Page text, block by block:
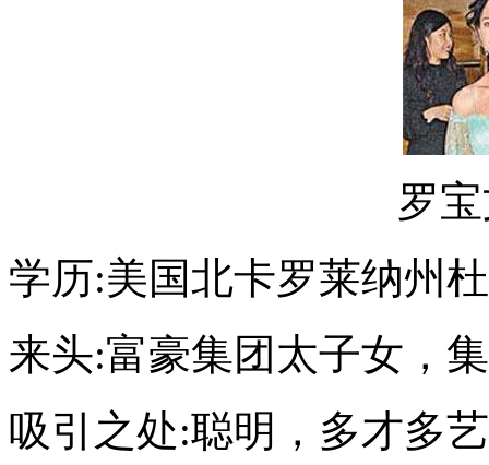
罗
学历:美国北卡罗莱纳州
来头:富豪集团太子女，
吸引之处:聪明，多才多